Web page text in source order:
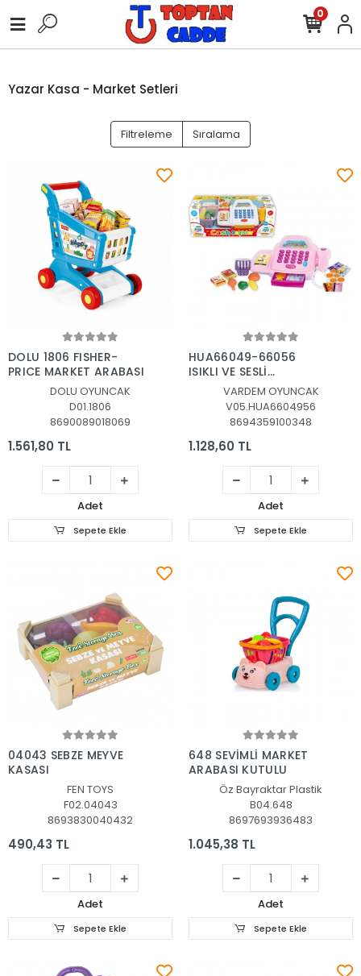
0
Yazar Kasa - Market Setleri
Filtreleme Sıralama
Sepete Ekle
DOLU 1806 FISHER-
PRICE MARKET ARABASI
DOLU OYUNCAK
D01.1806
8690089018069
1.561,80 TL
Adet
Sepete Ekle
Sepete Ekle
HUA66049-66056
IŞIKLI VE SESLİ
AKSESUARLI YAZAR
VARDEM OYUNCAK
V05.HUA6604956
8694359100348
1.128,60 TL
Adet
Sepete Ekle
Sepete Ekle
04043 SEBZE MEYVE
KASASI
FEN TOYS
F02.04043
8693830040432
490,43 TL
Adet
Sepete Ekle
Sepete Ekle
648 SEVİMLİ MARKET
ARABASI KUTULU
Öz Bayraktar Plastik
B04.648
8697693936483
1.045,38 TL
Adet
Sepete Ekle